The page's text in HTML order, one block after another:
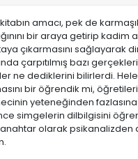
amacı, pek de
bir araya getirip kadim
çıkarmasını sağlayarak
çarpıtılmış bazı
ne dediklerini bilirlerdi.
bir öğrendik mi,
yeteneğinden fazlasına
simgelerin dilbilgisini
olarak psikanalizden